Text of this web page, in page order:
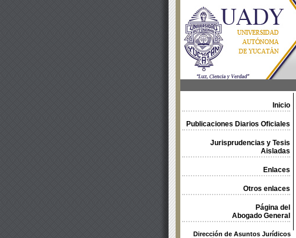
Inicio
Publicaciones Diarios Oficiales
Jurisprudencias y Tesis
Aisladas
Enlaces
Otros enlaces
Página del
Abogado General
Dirección de Asuntos Jurídicos